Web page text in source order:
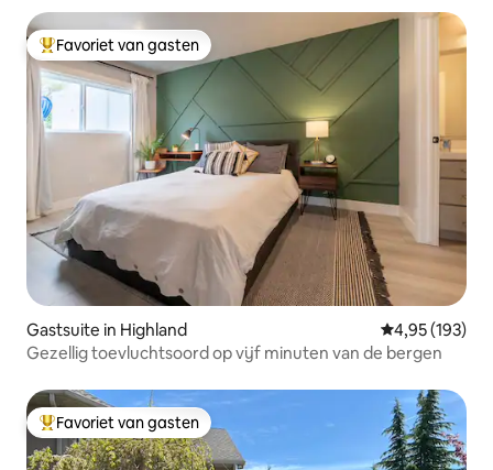
Topfavoriet van gasten
Favoriet van gasten
Gastsuite in Highland Gemiddelde
4,95 (193)
Gezellig toevluchtsoord op vijf minuten van de bergen
Topfavoriet van gasten
Favoriet van gasten